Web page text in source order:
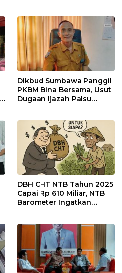
Dikbud Sumbawa Panggil
PKBM Bina Bersama, Usut
Dugaan Ijazah Palsu
DBH CHT NTB Tahun 2025
Capai Rp 610 Miliar, NTB
Barometer Ingatkan